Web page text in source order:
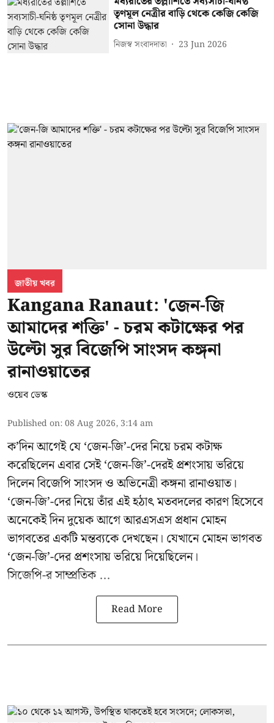
তৃণমূল নেত্রীর বাড়ি থেকে কেজি কেজি
সোনা উদ্ধার
নিজস্ব সংবাদদাতা 23 Jun 2026
জাতীয় খবর
Kangana Ranaut: 'জেন-জি
আমাদের শক্তি' - চরম কটাক্ষের পর
উল্টো সুর বিজেপি সাংসদ কঙ্গনা
রানাওয়াতের
ওয়েব ডেস্ক
Published on:08 Aug 2026, 3:14 am
ক’দিন আগেই যে ‘জেন-জি’-দের নিয়ে চরম কটাক্ষ
করেছিলেন এবার সেই ‘জেন-জি’-দেরই প্রশংসায় ভরিয়ে
দিলেন বিজেপি সাংসদ ও অভিনেত্রী কঙ্গনা রানাওয়াত।
‘জেন-জি’-দের নিয়ে তাঁর এই হঠাৎ মতবদলের কারণ হিসেবে
অনেকেই দিন দুয়েক আগে আরএসএস প্রধান মোহন
ভাগবতের একটি মন্তব্যকে দেখছেন। যেখানে মোহন ভাগবত
‘জেন-জি’-দের প্রশংসায় ভরিয়ে দিয়েছিলেন।
সিজেপি-রসাম্প্রতিক ...
Read More